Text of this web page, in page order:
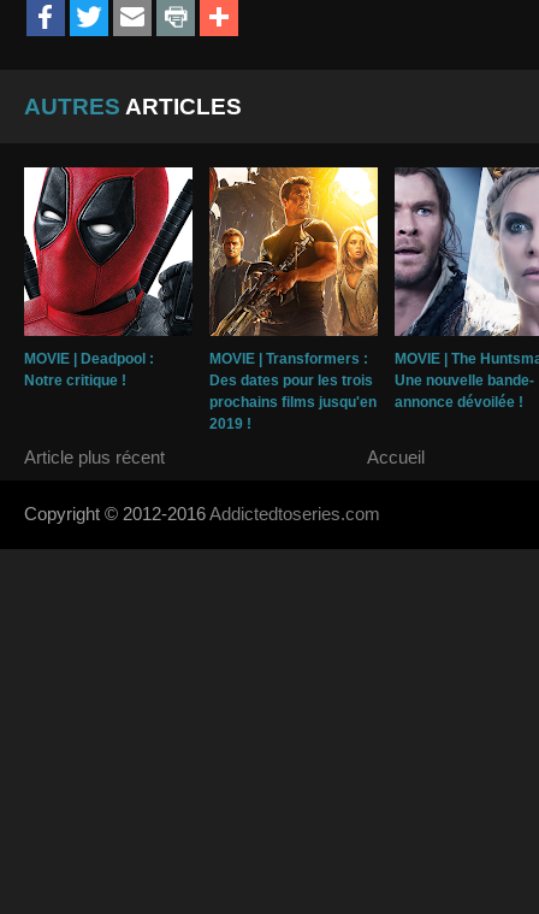
AUTRES ARTICLES
MOVIE | Deadpool :
Notre critique !
MOVIE | Transformers :
Des dates pour les trois
prochains films jusqu'en
2019 !
MOVIE | The
Une nouvelle bande-
annonce dévoilée !
Article plus récent Accueil
Copyright © 2012-2016Addictedtoseries.com